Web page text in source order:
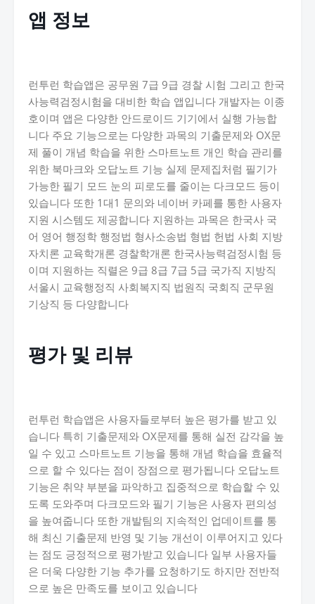
앱 정보
런투런 학습앱은 공무원 7급 9급 경찰 시험 그리고 한국
사능력검정시험을 대비한 학습 앱입니다 개발자는 이종
호이며 앱은 다양한 안드로이드 기기에서 실행 가능합
니다 주요 기능으로는 다양한 과목의 기출문제와 OX문
제 풀이 개념 학습을 위한 스마트노트 개인 학습 관리를
위한 북마크와 오답노트 기능 실제 문제집처럼 필기가
가능한 필기 모드 눈의 피로도를 줄이는 다크모드 등이
있습니다 또한 1대1 문의와 네이버 카페를 통한 사용자
지원 시스템도 제공합니다 지원하는 과목은 한국사 국
어 영어 행정학 행정법 형사소송법 형법 헌법 사회 지방
자치론 교육학개론 경찰학개론 한국사능력검정시험 등
이며 지원하는 직렬은 9급 8급 7급 5급 국가직 지방직
서울시 교육행정직 사회복지직 법원직 국회직 군무원
기상직 등 다양합니다
평가 및 리뷰
런투런 학습앱은 사용자들로부터 높은 평가를 받고 있
습니다 특히 기출문제와 OX문제를 통해 실전 감각을 높
일 수 있고 스마트노트 기능을 통해 개념 학습을 효율적
으로 할 수 있다는 점이 장점으로 평가됩니다 오답노트
기능은 취약 부분을 파악하고 집중적으로 학습할 수 있
도록 도와주며 다크모드와 필기 기능은 사용자 편의성
을 높여줍니다 또한 개발팀의 지속적인 업데이트를 통
해 최신 기출문제 반영 및 기능 개선이 이루어지고 있다
는 점도 긍정적으로 평가받고 있습니다 일부 사용자들
은 더욱 다양한 기능 추가를 요청하기도 하지만 전반적
으로 높은 만족도를 보이고 있습니다